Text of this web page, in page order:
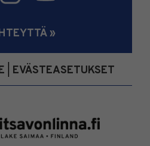
»
EVÄSTEASETUKSET